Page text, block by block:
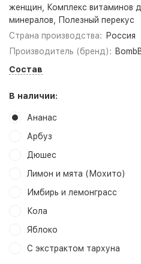
женщин, Комплекс витаминов
минералов, Полезный перекус
Страна производства:
Россия
Производитель (бренд):
Состав
В наличии:
Ананас
Арбуз
Дюшес
Лимон и мята (Мохито)
Имбирь и лемонграсс
Кола
Яблоко
С экстрактом тархуна